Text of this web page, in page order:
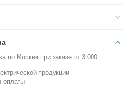
по Москве при заказе от 3 000
продукции
оплаты